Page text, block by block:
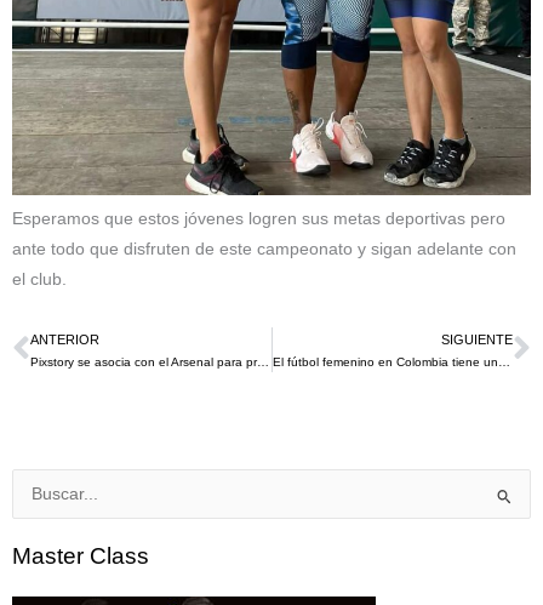
Esperamos que estos jóvenes logren sus metas deportivas pero
ante todo que disfruten de este campeonato y sigan adelante con
el club.
Ant
ANTERIOR
Pixstory se asocia con el Arsenal para promover la ética en las redes sociales desde este 2022
SIGUIENTE
Buscar
Master Class